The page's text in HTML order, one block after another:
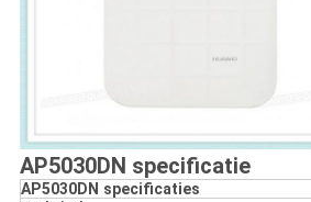
AP5030DN specificatie
AP5030DN specificaties